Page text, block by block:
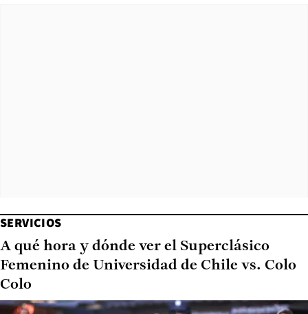
SERVICIOS
A qué hora y dónde ver el Superclásico
Femenino de Universidad de Chile vs. Colo
Colo